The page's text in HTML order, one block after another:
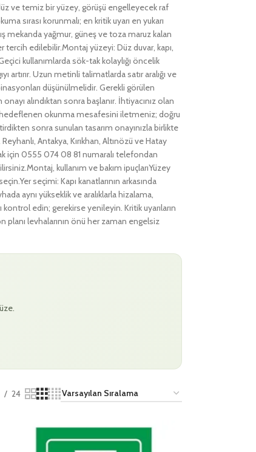
ve temiz bir yüzey, görüşü engelleyecek raf
sırası korunmalı; en kritik uyarı en yukarı
mekanda yağmur, güneş ve toza maruz kalan
tercih edilebilir.Montaj yüzeyi: Düz duvar, kapı,
kullanımlarda sök-tak kolaylığı öncelik
artırır. Uzun metinli talimatlarda satır aralığı ve
düşünülmelidir. Gerekli görülen
alındıktan sonra başlanır. İhtiyacınız olan
hedeflenen okunma mesafesini iletmeniz; doğru
sonra sunulan tasarım onayınızla birlikte
Antakya, Kırıkhan, Altınözü ve Hatay
için 0555 074 08 81 numaralı telefondan
kullanım ve bakım ipuçlarıYüzey
seçimi: Kapı kanatlarının arkasında
aynı yükseklik ve aralıklarla hizalama,
edin; gerekirse yenileyin. Kritik uyarıların
planı levhalarının önü her zaman engelsiz
24